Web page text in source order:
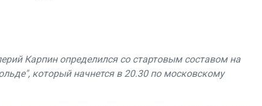
Карпин определился со стартовым составом на
который начнется в 20.30 по московскому